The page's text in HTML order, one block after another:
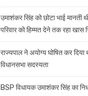
उमाशंकर सिंह को छोटा भाई मानती
परिवार को हिम्मत देने तक रहा खास
राज्यपाल ने अयोग्य घोषित कर दिया
विधानसभा सदस्यता
BSP विधायक उमाशंकर सिंह का